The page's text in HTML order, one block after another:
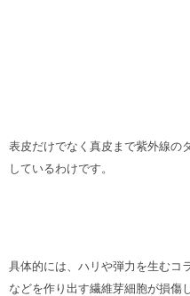
表皮だけでなく真皮まで紫外線
しているわけです。
具体的には、ハリや弾力を生むコ
などを作り出す繊維芽細胞が損傷